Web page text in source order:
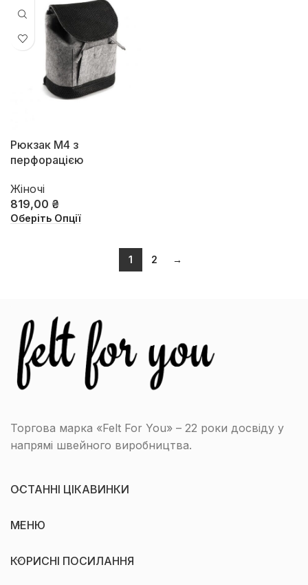
Рюкзак М4 з
перфорацією
Жіночі
819,00 ₴
Оберіть Опції
1 2 →
Торгова марка «Felt For You» – 22 роки досвіду у
напрямі швейного виробництва.
ОСТАННІ ЦІКАВИНКИ
МЕНЮ
КОРИСНІ ПОСИЛАННЯ